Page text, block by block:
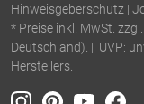
Hinweisgeberschutz |
* Preise inkl. MwSt.
Deutschland). | UVP:
Herstellers.